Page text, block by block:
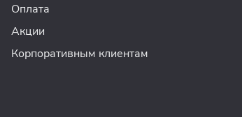
Оплата
Акции
Корпоративным клиентам